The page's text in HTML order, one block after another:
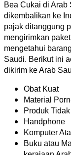
Bea Cukai di Arab
dikembalikan ke
pajak ditanggung
mengirimkan
mengetahui
Saudi. Berikut ini
dikirim ke Arab
Obat Kuat
Material
Produk Tidak
Handphone
Komputer
Buku atau